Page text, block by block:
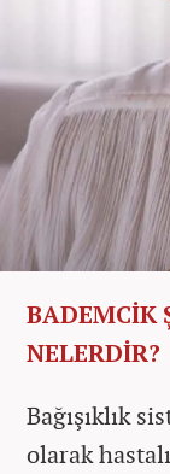
BADEMCİK
NELERDİR?
Bağışıklık
olarak